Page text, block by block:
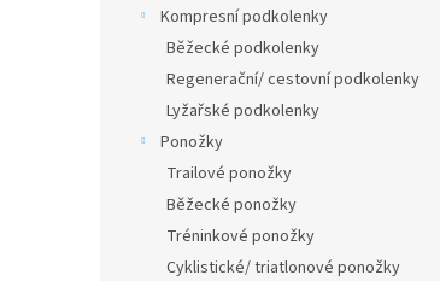
Kompresní podkolenky
Běžecké podkolenky
Regenerační/ cestovní podkolenky
Lyžařské podkolenky
Ponožky
Trailové ponožky
Běžecké ponožky
Tréninkové ponožky
Cyklistické/ triatlonové ponožky